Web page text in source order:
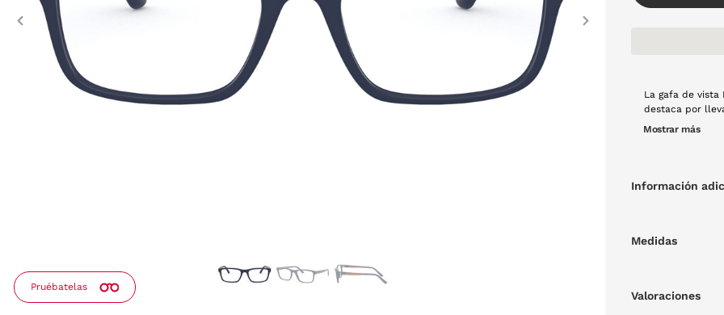
Pruébatelas
Previous
La gafa de vista
destaca por
combinación de
Mostrar más
Información
Medidas
Valoraciones